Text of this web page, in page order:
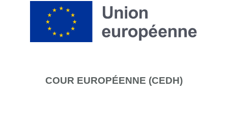
COUR EUROPÉENNE (CEDH)